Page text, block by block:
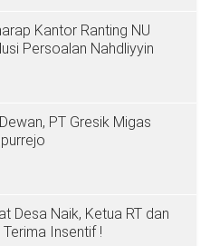
Kantor Ranting NU
Persoalan Nahdliyyin
PT Gresik Migas
Desa Naik, Ketua RT dan
Insentif !